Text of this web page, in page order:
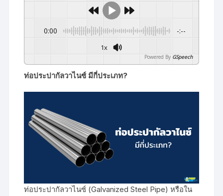
0:00 -:--
1x
Powered By GSpeech
ท่อประปากัลวาไนซ์ มีกี่ประเภท?
ท่อประปากัลวาไนซ์ (Galvanized Steel Pipe) หรือใน